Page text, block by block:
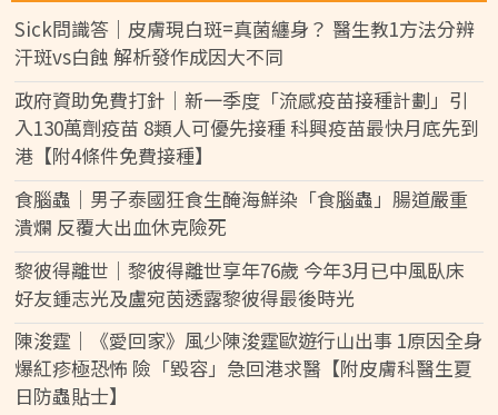
Sick問識答｜皮膚現白斑=真菌纏身？ 醫生教1方法分辨
汗斑vs白蝕 解析發作成因大不同
政府資助免費打針｜新一季度「流感疫苗接種計劃」引
入130萬劑疫苗 8類人可優先接種 科興疫苗最快月底先到
港【附4條件免費接種】
食腦蟲｜男子泰國狂食生醃海鮮染「食腦蟲」腸道嚴重
潰爛 反覆大出血休克險死
黎彼得離世｜黎彼得離世享年76歲 今年3月已中風臥床
好友鍾志光及盧宛茵透露黎彼得最後時光
陳浚霆｜《愛回家》風少陳浚霆歐遊行山出事 1原因全身
爆紅疹極恐怖 險「毀容」急回港求醫【附皮膚科醫生夏
日防蟲貼士】